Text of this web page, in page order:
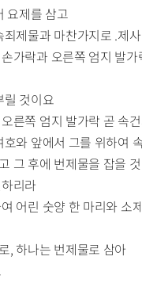
요제를 삼고
제물과 마찬가지로 .제
가락과 오른쪽 엄지 발
릴 것이요
른쪽 엄지 발가락 곧 속
와 앞에서 그를 위하여
그 후에 번제물을 잡을
리라
어린 숫양 한 마리와 소
, 하나는 번제물로 삼아